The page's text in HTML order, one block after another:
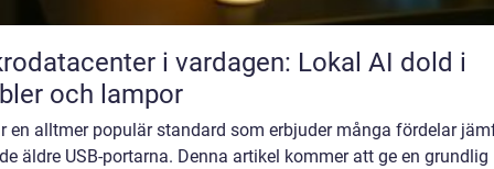
i vardagen: Lokal AI dold i
och lampor
en alltmer populär standard som erbjuder många fördelar
äldre USB-portarna. Denna artikel kommer att ge en grundlig